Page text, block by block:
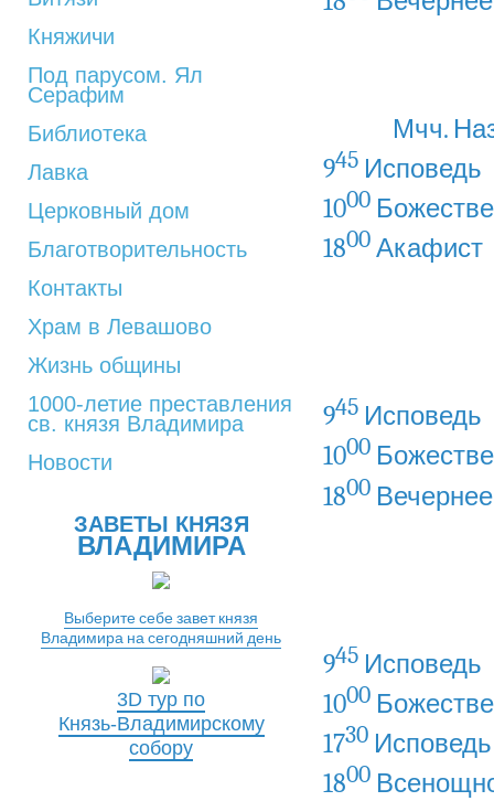
Княжичи
Под парусом. Ял
Серафим
Библиотека
Лавка
Церковный дом
Благотворительность
Контакты
Храм в Левашово
Жизнь общины
1000-летие преставления
св. князя Владимира
Новости
ЗАВЕТЫ КНЯЗЯ
ВЛАДИМИРА
Выберите себе завет князя
Владимира на сегодняшний день
3D тур по
Князь-Владимирскому
собору
Мчч.
945Исповедь
1000
1800Акафист
945Исповедь
1000
1800Вечернее
945Исповедь
1000
1730Исповедь
1800